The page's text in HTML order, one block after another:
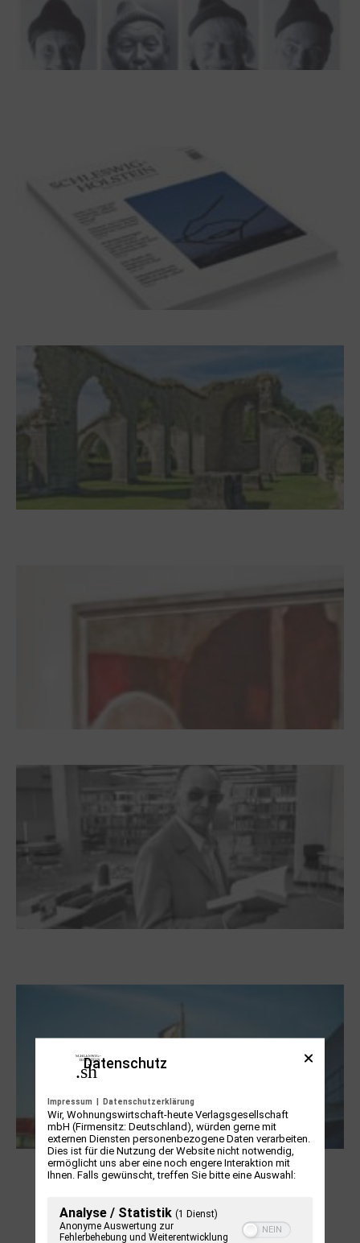
NUKLEUS Kiel
Datenschutz
Impressum | Datenschutzerklärung
Wir, Wohnungswirtschaft-heute Verlagsgesellschaft
mbH (Firmensitz: Deutschland), würden gerne mit
externen Diensten personenbezogene Daten verarbeiten.
Dies ist für die Nutzung der Website nicht notwendig,
ermöglicht uns aber eine noch engere Interaktion mit
Ihnen. Falls gewünscht, treffen Sie bitte eine Auswahl:
Analyse / Statistik (1 Dienst)
Anonyme Auswertung zur
Fehlerbehebung und Weiterentwicklung